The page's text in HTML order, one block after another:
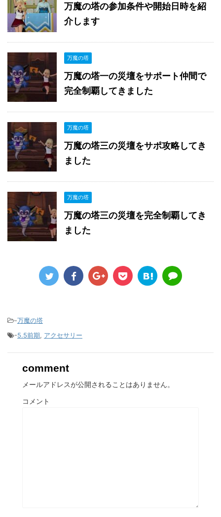
万魔の塔の参加条件や開始日時を紹
介します
万魔の塔
万魔の塔一の災壇をサポート仲間で
完全制覇してきました
万魔の塔
万魔の塔三の災壇をサポ攻略してき
ました
万魔の塔
万魔の塔三の災壇を完全制覇してき
ました
-万魔の塔
-5.5前期, アクセサリー
comment
メールアドレスが公開されることはありません。
コメント